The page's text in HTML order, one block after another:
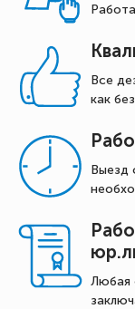
Все
как
Выезд
Любая